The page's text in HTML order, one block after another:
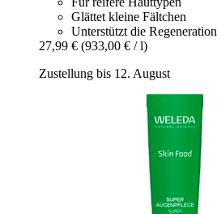
Glättet kleine Fältchen
Unterstützt die Regeneration
27,99 € (933,00 € / l)
Zustellung bis 12. August